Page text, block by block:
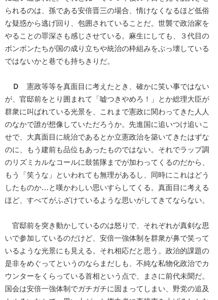
られるのは、孫である安倍晋三の場合、情けなくなるほど低俗
な疑惑から逃げ回り、包囲されていることだ。世襲で政治家を
やることの罪深さも感じさせている。麻生にしても、３代目の
ボンボンたちが国の成り立ちや統治の枠組みをぶっ壊している
ではないかと巷でも持ちきりだ。
Ｄ
憲政等等を真面目に考えたとき、確かに笑い事ではない
が、官邸前をとり囲まれて「嘘つきやめろ！」とか総理大臣が
群衆に叫ばれている光景を、これまで憲政に関わってきた人人
のなかで誰が想像していただろうか。先進国に追いつけ追いこ
せで、大真面目に統治であるとか立憲政治を築いてきたはずな
のに、もう建前も品位もあったものではない。それでラップ調
のリズミカルなコールに鼓笛隊までが加わってくるのだから、
もう「笑うな」といわれても無理があるし、同時にこれはどう
したものか…と嘆かわしい思いすらしてくる。真面目に考える
ほど、すべてがふざけているような思いがしてきてならない。
官邸前を突き動かしているのは怒りで、それぞれが真剣な思
いで参加しているのだけど、安倍一強体制を群衆が鼻で笑って
いるような光景にも見える。それ相応だと思う。政治的課題の
是非をめぐってというのならまだしも、不純な私物化政治でカ
ウンターをくらっている首相という点で、まさに前代未聞だ。
国会は安倍一強体制でガチガチに固まってしまい、野党の追及